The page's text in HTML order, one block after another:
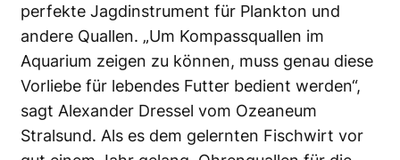
perfekte Jagdinstrument für Plankton und
andere Quallen. „Um Kompassquallen im
Aquarium zeigen zu können, muss genau diese
Vorliebe für lebendes Futter bedient werden“,
sagt Alexander Dressel vom Ozeaneum
Stralsund. Als es dem gelernten Fischwirt vor